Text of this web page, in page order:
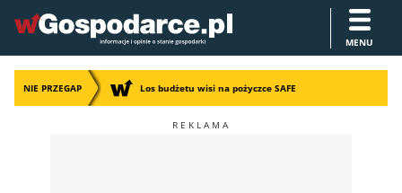
MENU
NIE PRZEGAP Los budżetu wisi na pożyczce SAFE